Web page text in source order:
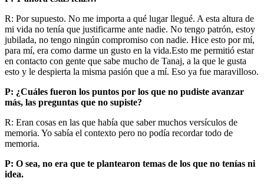
R: Por supuesto. No me importa a qué lugar llegué. A esta altura de
mi vida no tenía que justificarme ante nadie. No tengo patrón, estoy
jubilada, no tengo ningún compromiso con nadie. Hice esto por mí,
para mí, era como darme un gusto en la vida.Esto me permitió estar
en contacto con gente que sabe mucho de Tanaj, a la que le gusta
esto y le despierta la misma pasión que a mí. Eso ya fue maravilloso.
P: ¿Cuáles fueron los puntos por los que no pudiste avanzar
más, las preguntas que no supiste?
R: Eran cosas en las que había que saber muchos versículos de
memoria. Yo sabía el contexto pero no podía recordar todo de
memoria.
P: O sea, no era que te plantearon temas de los que no tenías ni
idea.